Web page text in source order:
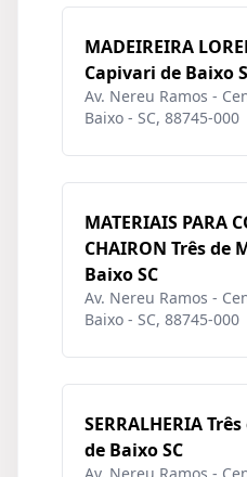
MADEIREIRA
Capivari de Baixo
Av. Nereu Ramos -
Baixo - SC, 88745-000
MATERIAIS PARA
CHAIRON Três de
Baixo SC
Av. Nereu Ramos -
Baixo - SC, 88745-000
SERRALHERIA
de Baixo SC